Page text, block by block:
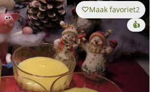
Maak favoriet2
👍